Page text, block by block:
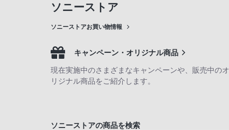
ソニーストア
ソニーストアお買い物情報
キャンペーン・オリジナル商品
現在実施中のさまざまなキャンペーンや、販売中のオ
リジナル商品をご紹介します。
ソニーストアの商品を検索